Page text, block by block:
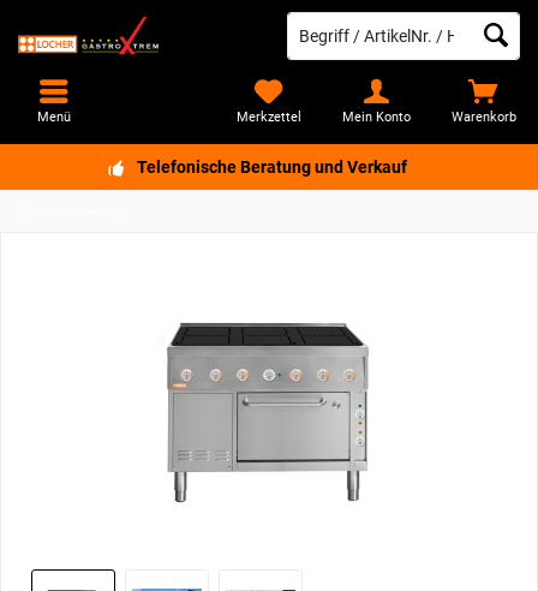
Telefonische Beratung und Verkauf
Warenkorb
Merkzettel Mein Konto
Menü